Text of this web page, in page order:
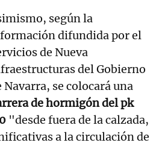
según la
difundida por el
de Nueva
del Gobierno
Navarra, se colocará una
de hormigón del pk
"desde fuera de la calzada,
a la circulación de